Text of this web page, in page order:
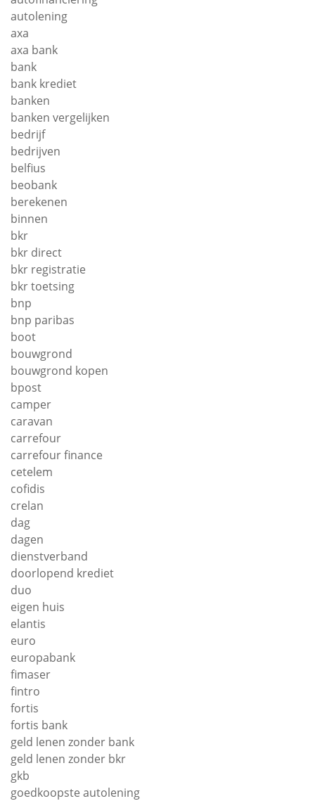
autolening
axa
axa bank
bank
bank krediet
banken
banken vergelijken
bedrijf
bedrijven
belfius
beobank
berekenen
binnen
bkr
bkr direct
bkr registratie
bkr toetsing
bnp
bnp paribas
boot
bouwgrond
bouwgrond kopen
bpost
camper
caravan
carrefour
carrefour finance
cetelem
cofidis
crelan
dag
dagen
dienstverband
doorlopend krediet
duo
eigen huis
elantis
euro
europabank
fimaser
fintro
fortis
fortis bank
geld lenen zonder bank
geld lenen zonder bkr
gkb
goedkoopste autolening